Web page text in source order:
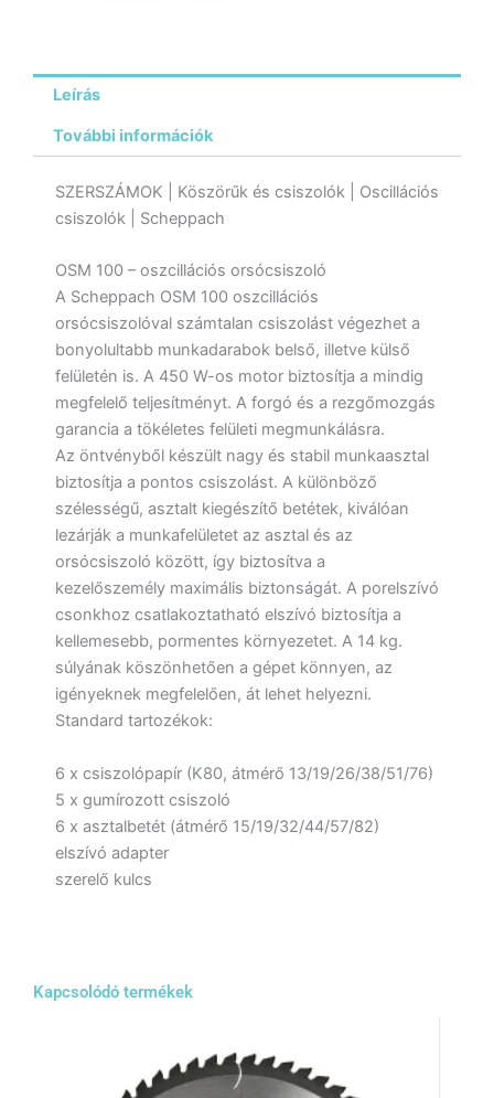
Leírás
További információk
SZERSZÁMOK | Köszörűk és csiszolók | Oscillációs
csiszolók | Scheppach
OSM 100 – oszcillációs orsócsiszoló
A Scheppach OSM 100 oszcillációs
orsócsiszolóval számtalan csiszolást végezhet a
bonyolultabb munkadarabok belső, illetve külső
felületén is. A 450 W-os motor biztosítja a mindig
megfelelő teljesítményt. A forgó és a rezgőmozgás
garancia a tökéletes felületi megmunkálásra.
Az öntvényből készült nagy és stabil munkaasztal
biztosítja a pontos csiszolást. A különböző
szélességű, asztalt kiegészítő betétek, kiválóan
lezárják a munkafelületet az asztal és az
orsócsiszoló között, így biztosítva a
kezelőszemély maximális biztonságát. A porelszívó
csonkhoz csatlakoztatható elszívó biztosítja a
kellemesebb, pormentes környezetet. A 14 kg.
súlyának köszönhetően a gépet könnyen, az
igényeknek megfelelően, át lehet helyezni.
Standard tartozékok:
6 x csiszolópapír (K80, átmérő 13/19/26/38/51/76)
5 x gumírozott csiszoló
6 x asztalbetét (átmérő 15/19/32/44/57/82)
elszívó adapter
szerelő kulcs
Kapcsolódó termékek